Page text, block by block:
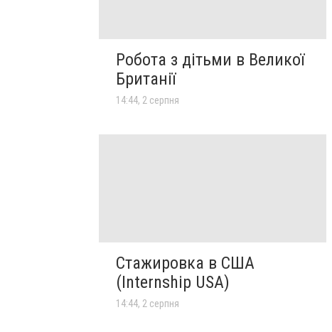
Робота з дітьми в Великої
Британії
14:44, 2 серпня
Стажировка в США
(Internship USA)
14:44, 2 серпня